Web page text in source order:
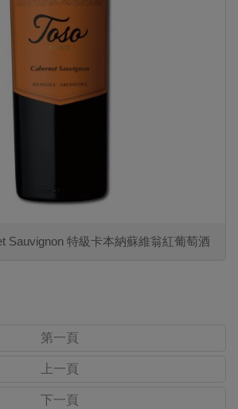
Sauvignon 特級卡本納蘇維翁紅葡萄酒
第一頁
上一頁
下一頁